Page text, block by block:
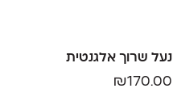
נעל שרוך אלגנטית
₪170.00